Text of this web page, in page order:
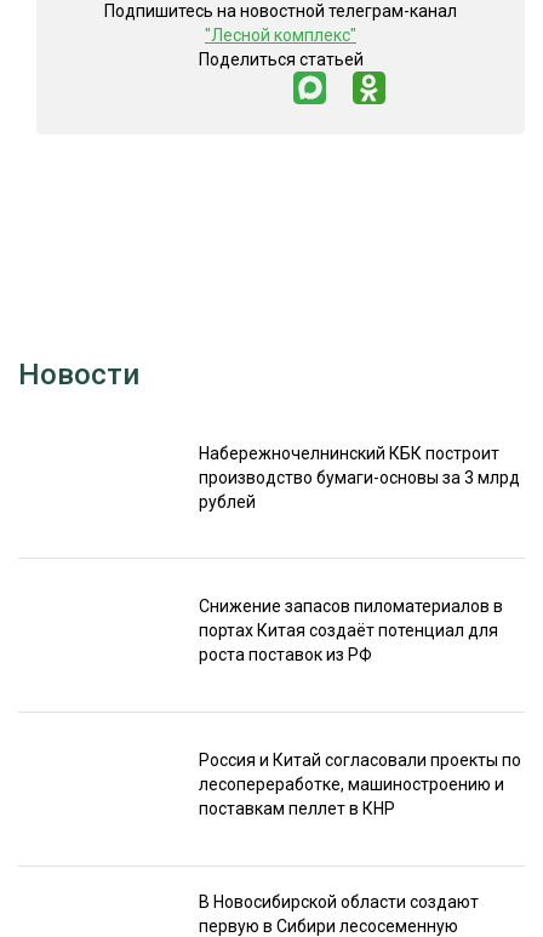
Подпишитесь на новостной телеграм-канал
"Лесной комплекс"
Поделиться статьей
Новости
Набережночелнинский КБК построит
производство бумаги-основы за 3 млрд
рублей
Снижение запасов пиломатериалов в
портах Китая создаёт потенциал для
роста поставок из РФ
Россия и Китай согласовали проекты по
лесопереработке, машиностроению и
поставкам пеллет в КНР
В Новосибирской области создают
первую в Сибири лесосеменную